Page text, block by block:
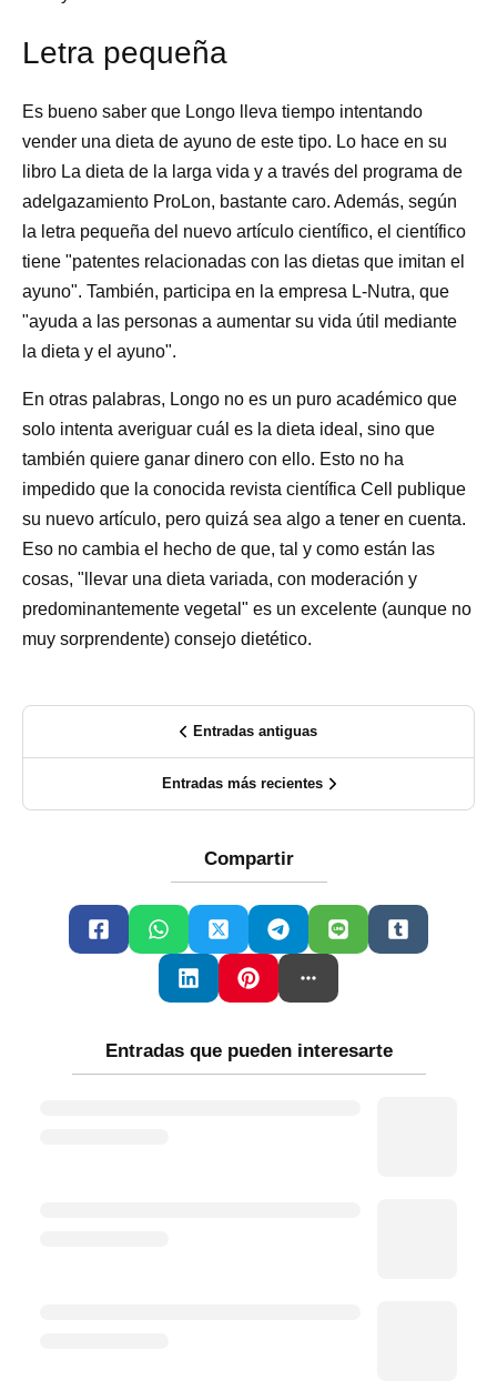
Letra pequeña
Es bueno saber que Longo lleva tiempo intentando
vender una dieta de ayuno de este tipo. Lo hace en su
libro La dieta de la larga vida y a través del programa de
adelgazamiento ProLon, bastante caro. Además, según
la letra pequeña del nuevo artículo científico, el científico
tiene "patentes relacionadas con las dietas que imitan el
ayuno". También, participa en la empresa L-Nutra, que
"ayuda a las personas a aumentar su vida útil mediante
la dieta y el ayuno".
En otras palabras, Longo no es un puro académico que
solo intenta averiguar cuál es la dieta ideal, sino que
también quiere ganar dinero con ello. Esto no ha
impedido que la conocida revista científica Cell publique
su nuevo artículo, pero quizá sea algo a tener en cuenta.
Eso no cambia el hecho de que, tal y como están las
cosas, "llevar una dieta variada, con moderación y
predominantemente vegetal" es un excelente (aunque no
muy sorprendente) consejo dietético.
Entradas antiguas
Entradas más recientes
Compartir
Entradas que pueden interesarte